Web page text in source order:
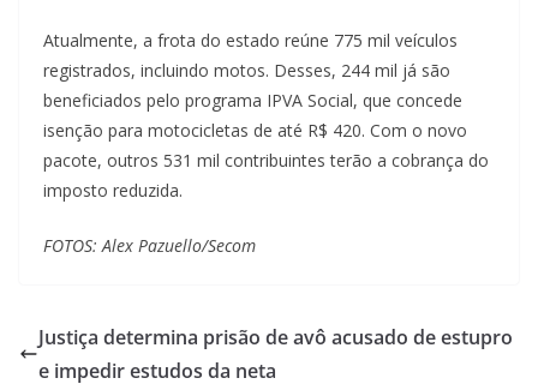
Atualmente, a frota do estado reúne 775 mil veículos
registrados, incluindo motos. Desses, 244 mil já são
beneficiados pelo programa IPVA Social, que concede
isenção para motocicletas de até R$ 420. Com o novo
pacote, outros 531 mil contribuintes terão a cobrança do
imposto reduzida.
FOTOS: Alex Pazuello/Secom
Justiça determina prisão de avô acusado de estupro
e impedir estudos da neta